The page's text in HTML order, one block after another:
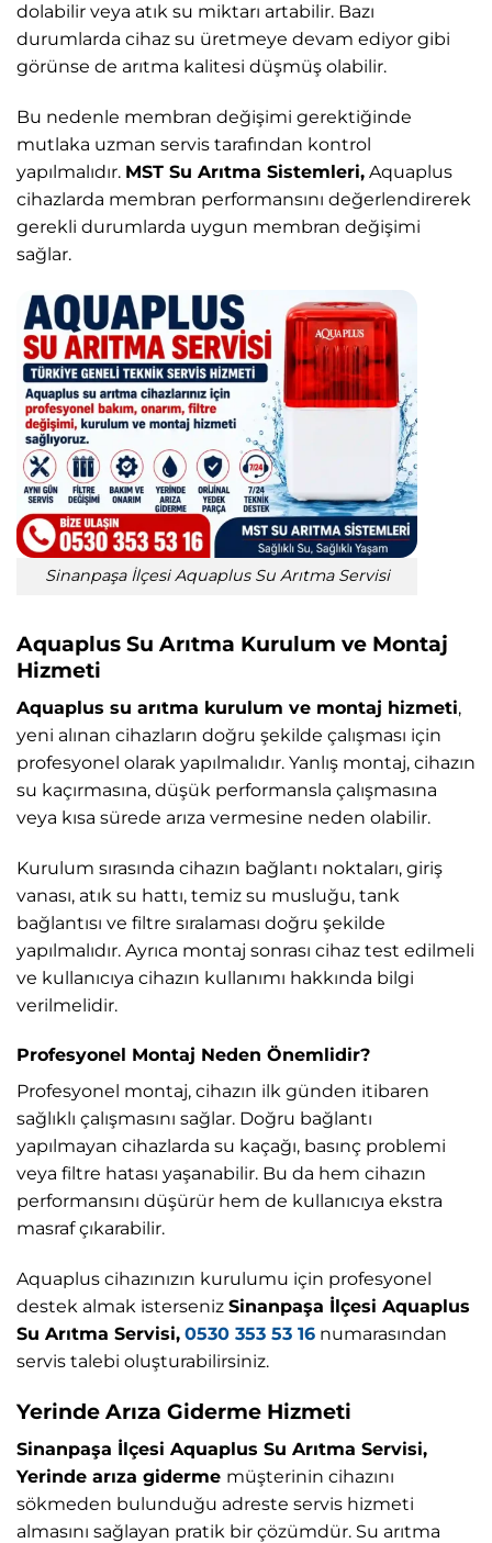
dolabilir veya atık su miktarı artabilir. Bazı
durumlarda cihaz su üretmeye devam ediyor gibi
görünse de arıtma kalitesi düşmüş olabilir.
Bu nedenle membran değişimi gerektiğinde
mutlaka uzman servis tarafından kontrol
yapılmalıdır. MST Su Arıtma Sistemleri, Aquaplus
cihazlarda membran performansını değerlendirerek
gerekli durumlarda uygun membran değişimi
sağlar.
Sinanpaşa İlçesi Aquaplus Su Arıtma Servisi
Aquaplus Su Arıtma Kurulum ve Montaj
Hizmeti
Aquaplus su arıtma kurulum ve montaj hizmeti,
yeni alınan cihazların doğru şekilde çalışması için
profesyonel olarak yapılmalıdır. Yanlış montaj, cihazın
su kaçırmasına, düşük performansla çalışmasına
veya kısa sürede arıza vermesine neden olabilir.
Kurulum sırasında cihazın bağlantı noktaları, giriş
vanası, atık su hattı, temiz su musluğu, tank
bağlantısı ve filtre sıralaması doğru şekilde
yapılmalıdır. Ayrıca montaj sonrası cihaz test edilmeli
ve kullanıcıya cihazın kullanımı hakkında bilgi
verilmelidir.
Profesyonel Montaj Neden Önemlidir?
Profesyonel montaj, cihazın ilk günden itibaren
sağlıklı çalışmasını sağlar. Doğru bağlantı
yapılmayan cihazlarda su kaçağı, basınç problemi
veya filtre hatası yaşanabilir. Bu da hem cihazın
performansını düşürür hem de kullanıcıya ekstra
masraf çıkarabilir.
Aquaplus cihazınızın kurulumu için profesyonel
destek almak isterseniz Sinanpaşa İlçesi Aquaplus
Su Arıtma Servisi, 0530 353 53 16 numarasından
servis talebi oluşturabilirsiniz.
Yerinde Arıza Giderme Hizmeti
Sinanpaşa İlçesi Aquaplus Su Arıtma Servisi,
Yerinde arıza giderme müşterinin cihazını
sökmeden bulunduğu adreste servis hizmeti
almasını sağlayan pratik bir çözümdür. Su arıtma